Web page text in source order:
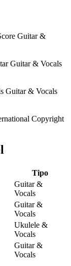
Copyright
Tipo
Guitar &
Vocals
Guitar &
Vocals
Ukulele &
Vocals
Guitar &
Vocals